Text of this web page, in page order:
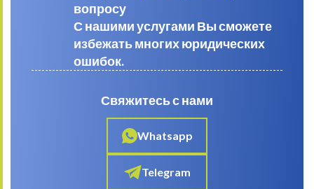
вопросу
С нашими услугами Вы сможете
избежать многих юридических
ошибок.
Свяжитесь с нами
Whatsapp
Telegram